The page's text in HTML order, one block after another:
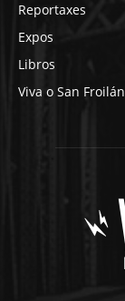
Reportaxes
Expos
Libros
Viva o San Froilán